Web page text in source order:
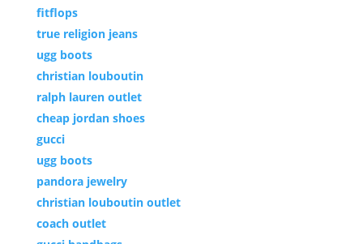
fitflops
true religion jeans
ugg boots
christian louboutin
ralph lauren outlet
cheap jordan shoes
gucci
ugg boots
pandora jewelry
christian louboutin outlet
coach outlet